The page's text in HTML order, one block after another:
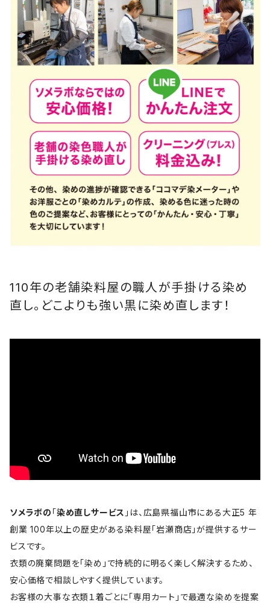
110年の老舗染料屋の職人が手掛ける染め
直し。どこよりも強い黒に染め直します！
ソメラボの 「染め直しサービス 」は、広島県福山市にある大正5 年
創業 100年以上の歴史がある染料屋「岩瀬商店」が提供するサー
ビスです。
衣類の廃棄問題を「染め」で持続的に明るく楽しく解決するため、
安心価格で相談しやすく提供しています。
お客様の大事な衣類１着ごとに「専用カート」で最適な染めを提案